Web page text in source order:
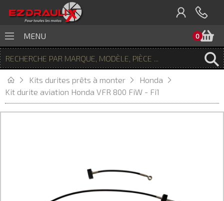
0
MENU
Kits durites prêts à monter
Honda
Kit durite aviation Honda VFR 800 FiW - Fi1